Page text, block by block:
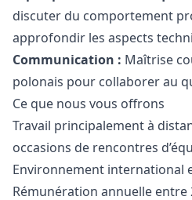
discuter du comportement
approfondir les aspects
Communication : Maîtrise
polonais pour collaborer au
Ce que nous vous offrons
Travail principalement à
occasions de rencontres
Environnement international
Rémunération annuelle entre